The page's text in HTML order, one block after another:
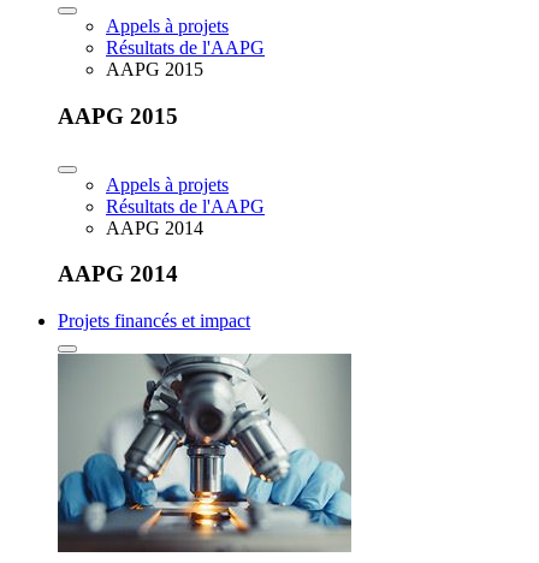
Appels à projets
Résultats de l'AAPG
AAPG 2015
AAPG 2015
Appels à projets
Résultats de l'AAPG
AAPG 2014
AAPG 2014
Projets financés et impact